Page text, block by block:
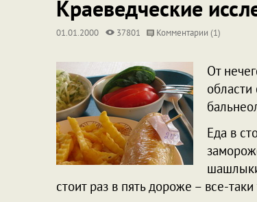
Краеведческие
01.01.2000 37801 Комментарии (1)
От
Еда в
стоит раз в пять дороже – все-